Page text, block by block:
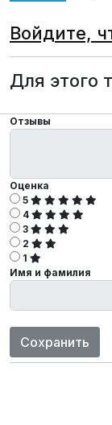
Войдите,
Для этого
Отзывы
Оценка
5
4
3
2
1
Имя и фамилия
Сохранить